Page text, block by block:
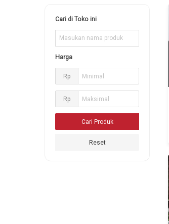
Cari di Toko ini
Harga
Rp
Rp
Reset